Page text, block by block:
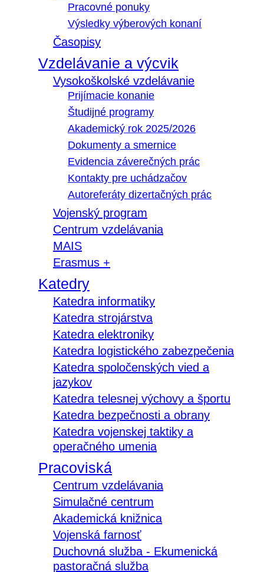
Pracovné ponuky
Výsledky výberových konaní
Časopisy
Vzdelávanie a výcvik
Vysokoškolské vzdelávanie
Prijímacie konanie
Študijné programy
Akademický rok 2025/2026
Dokumenty a smernice
Evidencia záverečných prác
Kontakty pre uchádzačov
Autoreferáty dizertačných prác
Vojenský program
Centrum vzdelávania
MAIS
Erasmus +
Katedry
Katedra informatiky
Katedra strojárstva
Katedra elektroniky
Katedra logistického zabezpečenia
Katedra spoločenských vied a
jazykov
Katedra telesnej výchovy a športu
Katedra bezpečnosti a obrany
Katedra vojenskej taktiky a
operačného umenia
Pracoviská
Centrum vzdelávania
Simulačné centrum
Akademická knižnica
Vojenská farnosť
Duchovná služba - Ekumenická
pastoračná služba